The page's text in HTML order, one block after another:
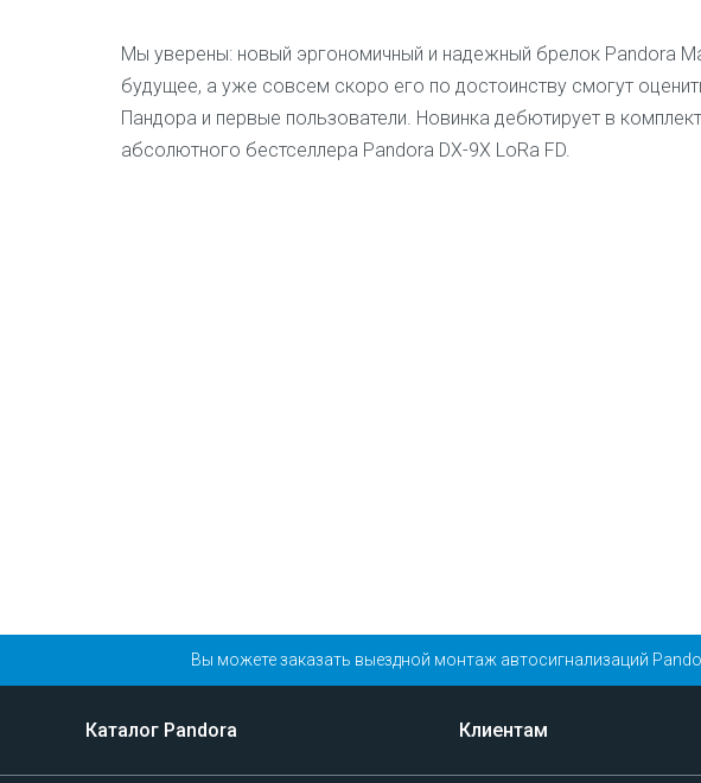
Мы уверены: новый эргономичный и надежный брелок Pandora
будущее, а уже совсем скоро его по достоинству смогут
Пандора и первые пользователи. Новинка дебютирует в
абсолютного бестселлера Pandora DX-9X LoRa FD.
Вы можете заказать выездной монтаж автосигнализаций
Каталог Pandora Клиентам